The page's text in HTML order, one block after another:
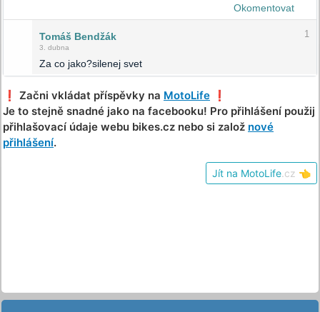
Okomentovat
Tomáš Bendžák
3. dubna
1
Za co jako?silenej svet
❗️ Začni vkládat příspěvky na MotoLife ❗️
Je to stejně snadné jako na facebooku! Pro přihlášení použij
přihlašovací údaje webu bikes.cz nebo si založ nové
přihlášení.
Jít na MotoLife .cz 👈